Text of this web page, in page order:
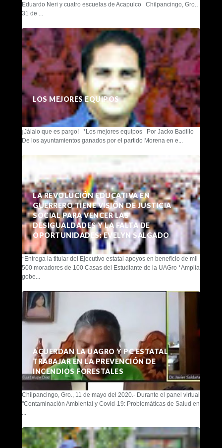
Eduardo Neri y cuatro escuelas de Acapulco Chilpancingo, Gro.,
31 de ...
LOS MEJORES EQUIPOS
¡Jálalo que es pargo! *Los mejores equipos Por Jacko Badillo
De los ayuntamientos ganados por el partido Morena en e...
LA REVOLUCIÓN EDUCATIVA EN
GUERRERO TIENE VISIÓN DE JUSTICIA
SOCIAL PARA VENCER LAS
DESIGUALDADES Y LA FALTA DE
OPORTUNIDADES: EVELYN SALGADO
*Entrega la titular del Ejecutivo estatal apoyos en beneficio de mil
500 moradores de 100 Casas del Estudiante de la UAGro *Amplía
gobe...
ACUERDAN LA UAGRO Y PC ESTATAL
TRABAJAR EN LA PREVENCIÓN DE
INCENDIOS FORESTALES
Chilpancingo, Gro., 11 de mayo del 2020.- Durante el panel virtual
"Contaminación Ambiental y Covid-19: Problemáticas de Salud en
...